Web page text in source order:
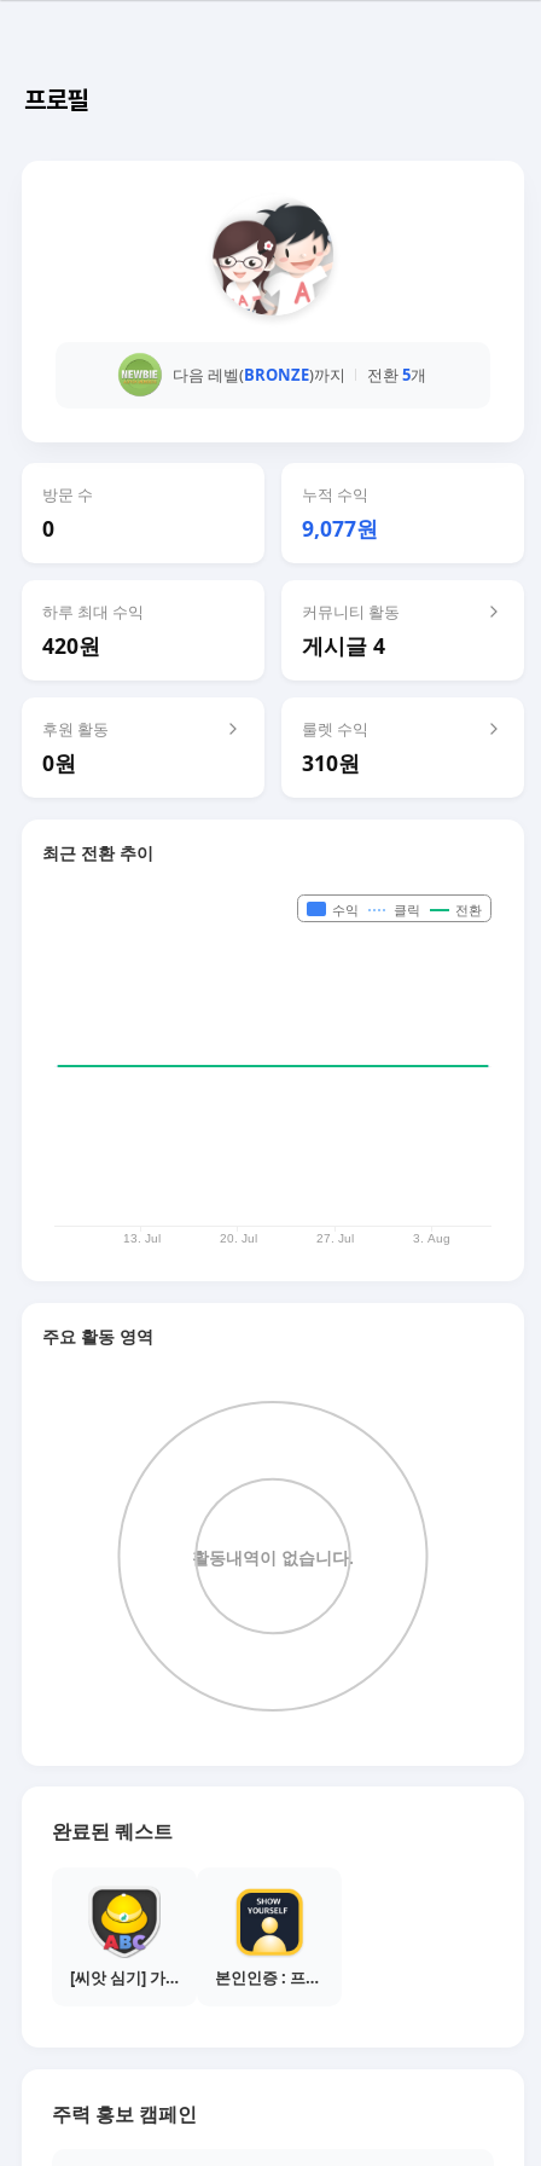
프로필
다음 레벨(BRONZE)까지 전환5개
방문 수
0
누적 수익
9,077원
하루 최대 수익
420원
커뮤니티 활동
게시글 4
후원 활동
0원
룰렛 수익
310원
최근 전환 추이
주요 활동 영역
완료된 퀘스트
[씨앗 심기] 가이드보기 - 매체별 활동 가이드 본인인증 : 프로필 사진등록
주력 홍보 캠페인